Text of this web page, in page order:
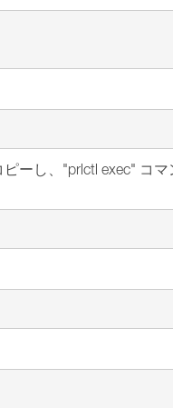
ーし、"prlctl exec" コ